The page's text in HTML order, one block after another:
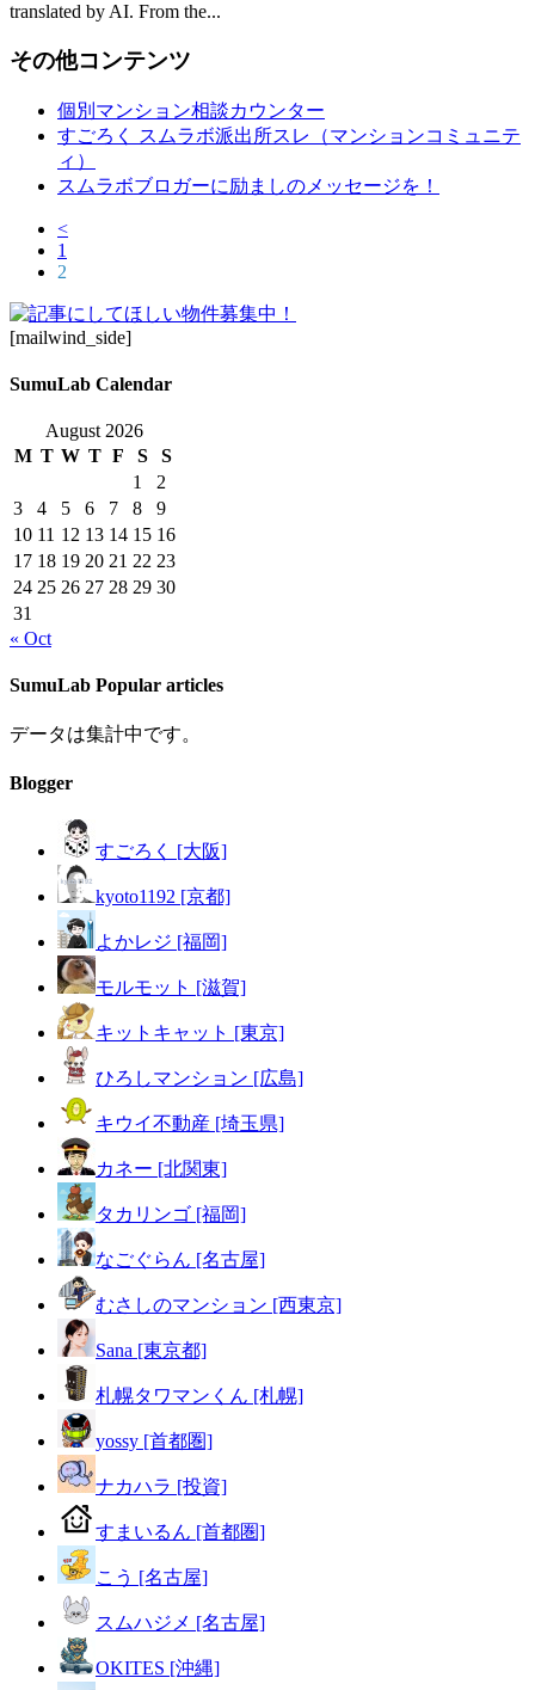
translated by AI. From the...
その他コンテンツ
個別マンション相談カウンター
すごろく スムラボ派出所スレ（マンションコミュニテ
ィ）
スムラボブロガーに励ましのメッセージを！
<
1
2
[mailwind_side]
SumuLab Calendar
August 2026
M T W T F S
S
1
2
3
4 5 6 7 8
9
10 11 12 13 14 15 16
17 18 19 20 21 22 23
24 25 26 27 28 29 30
31
« Oct
SumuLab Popular articles
データは集計中です。
Blogger
すごろく [大阪]
kyoto1192 [京都]
よかレジ [福岡]
モルモット [滋賀]
キットキャット [東京]
ひろしマンション [広島]
キウイ不動産 [埼玉県]
カネー [北関東]
タカリンゴ [福岡]
なごぐらん [名古屋]
むさしのマンション [西東京]
Sana [東京都]
札幌タワマンくん [札幌]
yossy [首都圏]
ナカハラ [投資]
すまいるん [首都圏]
こう [名古屋]
スムハジメ [名古屋]
OKITES [沖縄]